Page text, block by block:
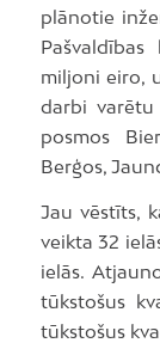
plānotie
miljoni eiro,
darbi
posmos
Berģos,
Jau vēstīts,
veikta 32
ielās.
tūkstošus
tūkstošus